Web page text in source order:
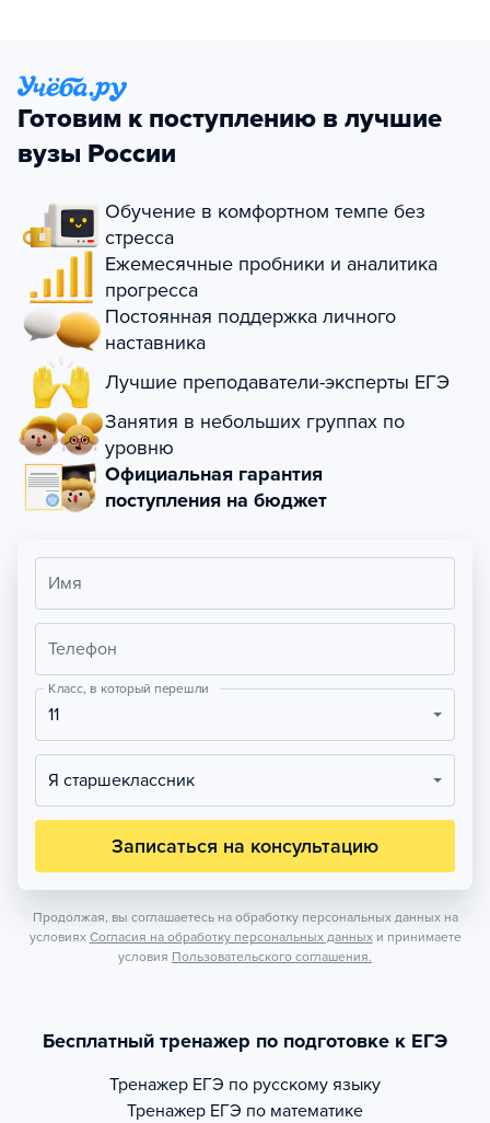
Готовим к поступлению в лучшие
вузы России
Обучение в комфортном темпе без
стресса
Ежемесячные пробники и аналитика
прогресса
Постоянная поддержка личного
наставника
Лучшие преподаватели-эксперты ЕГЭ
Занятия в небольших группах по
уровню
Официальная гарантия
поступления на бюджет
Имя
Телефон
Класс, в который перешли
11
Я старшеклассник
Записаться на консультацию
Продолжая, вы соглашаетесь на обработку персональных данных на
условиях Согласия на обработку персональных данных и принимаете
условия Пользовательского соглашения.
Бесплатный тренажер по подготовке к ЕГЭ
Тренажер ЕГЭ по русскому языку
Тренажер ЕГЭ по математике